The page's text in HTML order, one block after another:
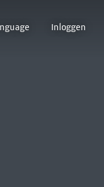
Inloggen